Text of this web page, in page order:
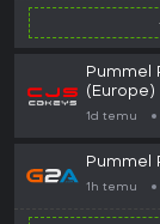
Pummel
(Europe)
1d temu
Pummel
1h temu